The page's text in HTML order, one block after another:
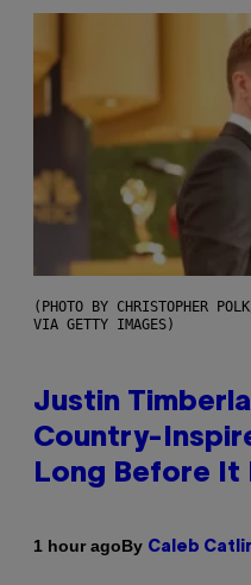
(PHOTO BY CHRISTOPHER
VIA GETTY IMAGES)
Justin
Country-
Long Before It
1 hour agoBy Caleb